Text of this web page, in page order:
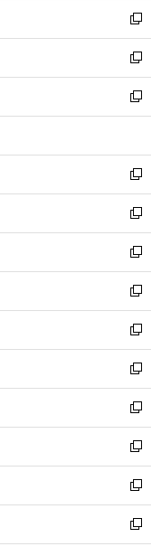
く
で
開
く
ド
ウ
で
開
く
ィ
ン
ド
ウ
で
開
い
ウ
ィ
ン
ド
ウ
開
く
新
し
い
ウ
ィ
ン
ウ
で
開
く
新
し
い
ウ
ン
ド
ウ
で
開
く
新
し
ウ
ィ
ン
ド
ウ
で
開
く
新
し
い
ウ
ィ
ン
ド
ウ
で
開
く
新
し
い
ウ
ィ
ン
ド
ウ
で
開
く
新
し
い
ウ
ィ
ン
ド
ウ
で
開
く
新
し
い
ウ
ィ
ン
ド
ウ
で
開
く
新
し
い
ウ
ィ
ン
ド
ウ
で
開
く
新
し
い
ウ
ィ
ン
ド
ウ
で
開
新
し
い
ウ
ィ
ン
ド
ウ
新
し
い
ウ
ィ
ン
新
し
い
ウ
新
し